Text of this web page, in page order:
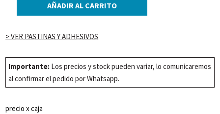
ATRIO
60x60
(2.52m2)
cantidad
AÑADIR AL CARRITO
> VER PASTINAS Y ADHESIVOS
Importante: Los precios y stock pueden variar, lo comunicaremos
al confirmar el pedido por Whatsapp.
precio x caja